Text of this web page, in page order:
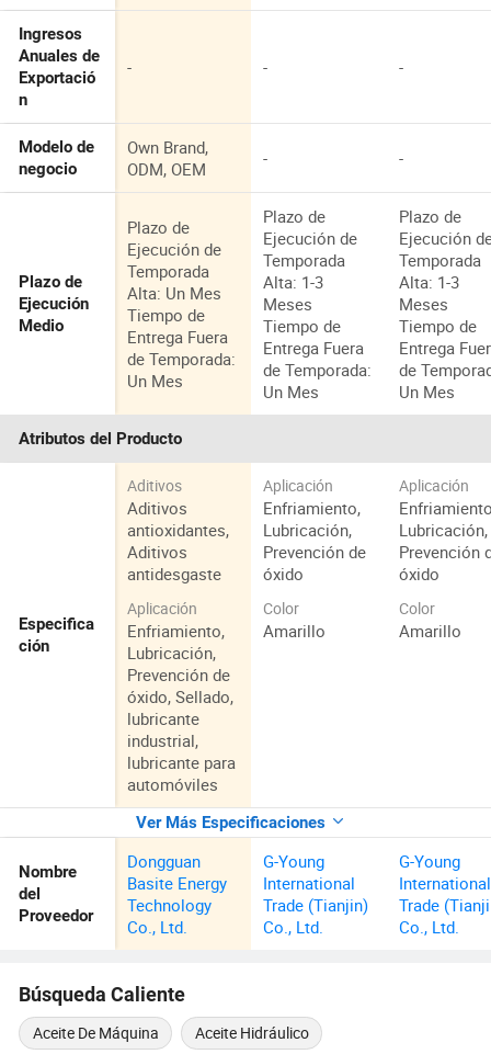
Ingresos
Anuales de
Exportació
n
- - -
Modelo de
negocio
Own Brand,
ODM, OEM
- -
Plazo de
Ejecución
Medio
Plazo de
Ejecución de
Temporada
Alta: Un Mes
Tiempo de
Entrega Fuera
de Temporada:
Un Mes
Plazo de
Ejecución de
Temporada
Alta: 1-3
Meses
Tiempo de
Entrega Fuera
de Temporada:
Un Mes
Plazo de
Ejecución
Temporada
Alta: 1-3
Meses
Tiempo de
Entrega
de
Un Mes
Atributos del Producto
Especifica
ción
Aditivos
Aditivos
antioxidantes,
Aditivos
antidesgaste
Aplicación
Enfriamiento,
Lubricación,
Prevención de
óxido, Sellado,
lubricante
industrial,
lubricante para
automóviles
Aplicación
Enfriamiento,
Lubricación,
Prevención de
óxido
Color
Amarillo
Aplicación
Lubricación,
Prevención
óxido
Color
Amarillo
Ver Más Especificaciones
Nombre
del
Proveedor
Dongguan
Basite Energy
Technology
Co., Ltd.
G-Young
International
Trade (Tianjin)
Co., Ltd.
G-Young
International
Trade
Co., Ltd.
Búsqueda Caliente
Aceite De Máquina Aceite Hidráulico